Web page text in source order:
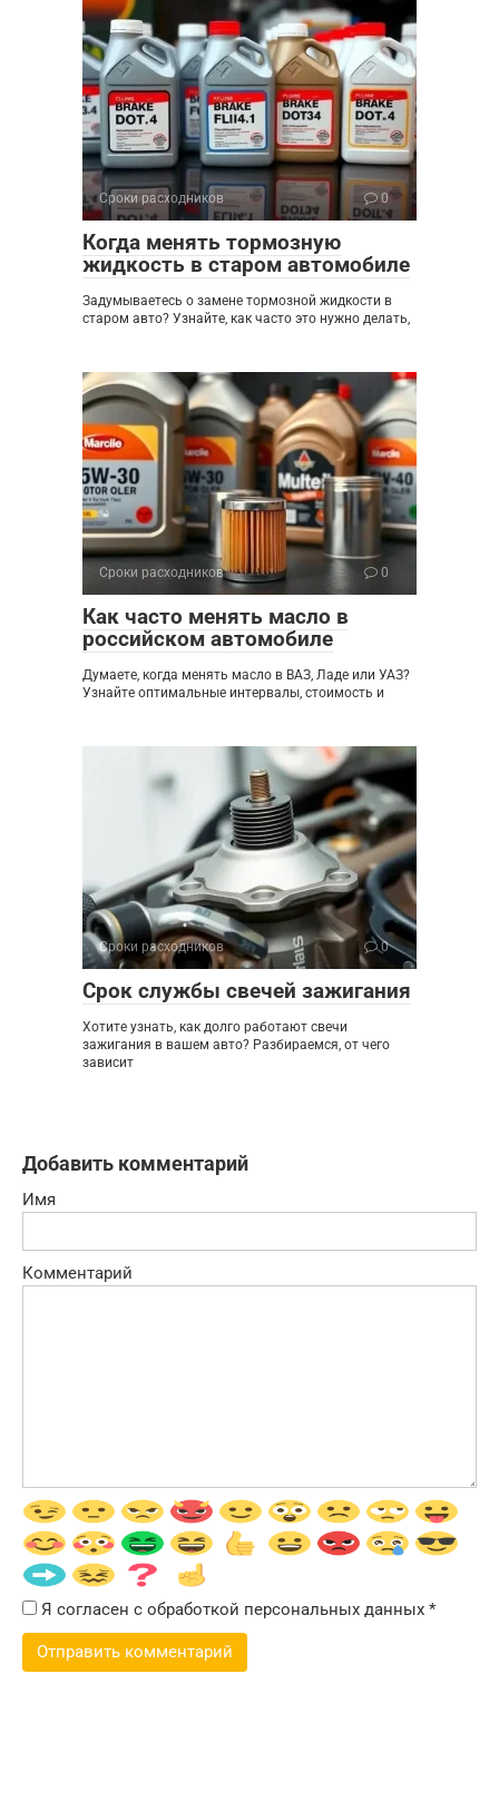
Сроки расходников 0
Когда менять тормозную
жидкость в старом автомобиле
Задумываетесь о замене тормозной жидкости в
старом авто? Узнайте, как часто это нужно делать,
Сроки расходников 0
Как часто менять масло в
российском автомобиле
Думаете, когда менять масло в ВАЗ, Ладе или УАЗ?
Узнайте оптимальные интервалы, стоимость и
Сроки расходников 0
Срок службы свечей зажигания
Хотите узнать, как долго работают свечи
зажигания в вашем авто? Разбираемся, от чего
зависит
Добавить комментарий
Имя
Комментарий
Я согласен с обработкой персональных данных *